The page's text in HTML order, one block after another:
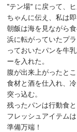
"テン場" に戻って、
ちゃんに伝え、私は
朝飯は海を見ながら食
浜に転がっていたプ
っておいたパンを牛
ーを入れた。
腹が出来上がったと
食材と酒を仕入れ、
突っ込む。
残ったパンは行動食
フレッシュアイテム
準備万端！